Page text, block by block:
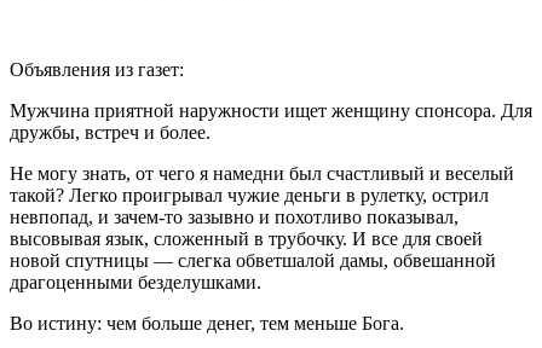
Объявления из газет:
Мужчина приятной наружности ищет женщину спонсора. Для
дружбы, встреч и более.
Не могу знать, от чего я намедни был счастливый и веселый
такой? Легко проигрывал чужие деньги в рулетку, острил
невпопад, и зачем-то зазывно и похотливо показывал,
высовывая язык, сложенный в трубочку. И все для своей
новой спутницы — слегка обветшалой дамы, обвешанной
драгоценными безделушками.
Во истину: чем больше денег, тем меньше Бога.